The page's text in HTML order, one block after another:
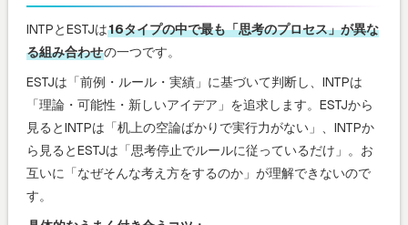
INTPとESTJは16タイプの中で最も「思考のプロセス」が異な
る組み合わせの一つです。
ESTJは「前例・ルール・実績」に基づいて判断し、INTPは
「理論・可能性・新しいアイデア」を追求します。ESTJから
見るとINTPは「机上の空論ばかりで実行力がない」、INTPか
ら見るとESTJは「思考停止でルールに従っているだけ」。お
互いに「なぜそんな考え方をするのか」が理解できないので
す。